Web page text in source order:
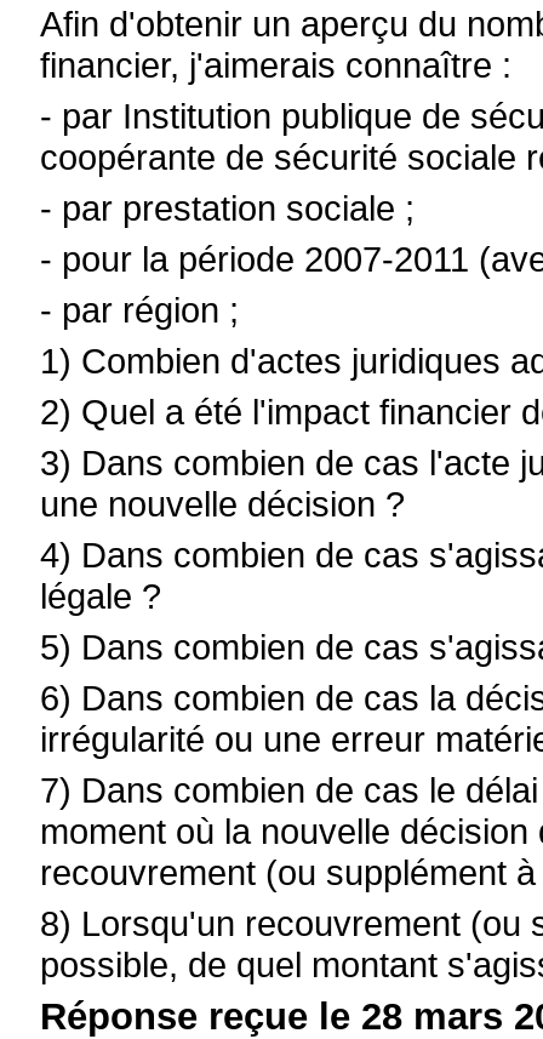
Afin d'obtenir un aperçu du
financier, j'aimerais connaître :
- par Institution publique de
coopérante de sécurité sociale
- par prestation sociale ;
- pour la période 2007-2011
- par région ;
1) Combien d'actes juridiques
2) Quel a été l'impact financier
3) Dans combien de cas l'acte
une nouvelle décision ?
4) Dans combien de cas
légale ?
5) Dans combien de cas
6) Dans combien de cas la
irrégularité ou une erreur
7) Dans combien de cas le
moment où la nouvelle
recouvrement (ou supplément
8) Lorsqu'un recouvrement (ou
possible, de quel montant
Réponse reçue le 28 mars